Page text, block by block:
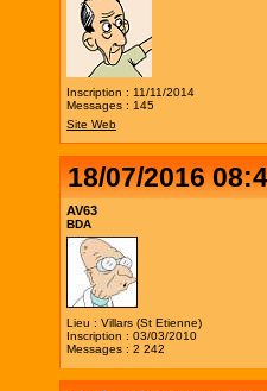
Inscription : 11/11/2014
Messages : 145
Site Web
18/07/2016
AV63
BDA
Lieu : Villars (St Etienne)
Inscription : 03/03/2010
Messages : 2 242